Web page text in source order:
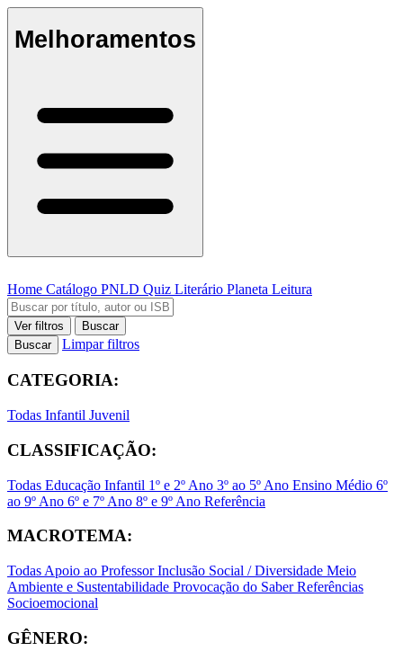
Melhoramentos
Home Catálogo PNLD Quiz Literário Planeta Leitura
Ver filtros
Buscar
Buscar
Limpar filtros
CATEGORIA:
Todas Infantil Juvenil
CLASSIFICAÇÃO:
Todas Educação Infantil 1º e 2º Ano 3º ao 5º Ano Ensino Médio 6º
ao 9º Ano 6º e 7º Ano 8º e 9º Ano Referência
MACROTEMA:
Todas Apoio ao ProfessorInclusão Social / Diversidade Meio
Ambiente e Sustentabilidade Provocação do SaberReferências
Socioemocional
GÊNERO: